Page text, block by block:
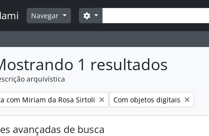
Navegar Buscar
Opções de busca
1 resultados
arquivística
filtro:
com Miriam da Rosa Sirtoli Remover filtro:
Com objetos digitais
avançadas de busca